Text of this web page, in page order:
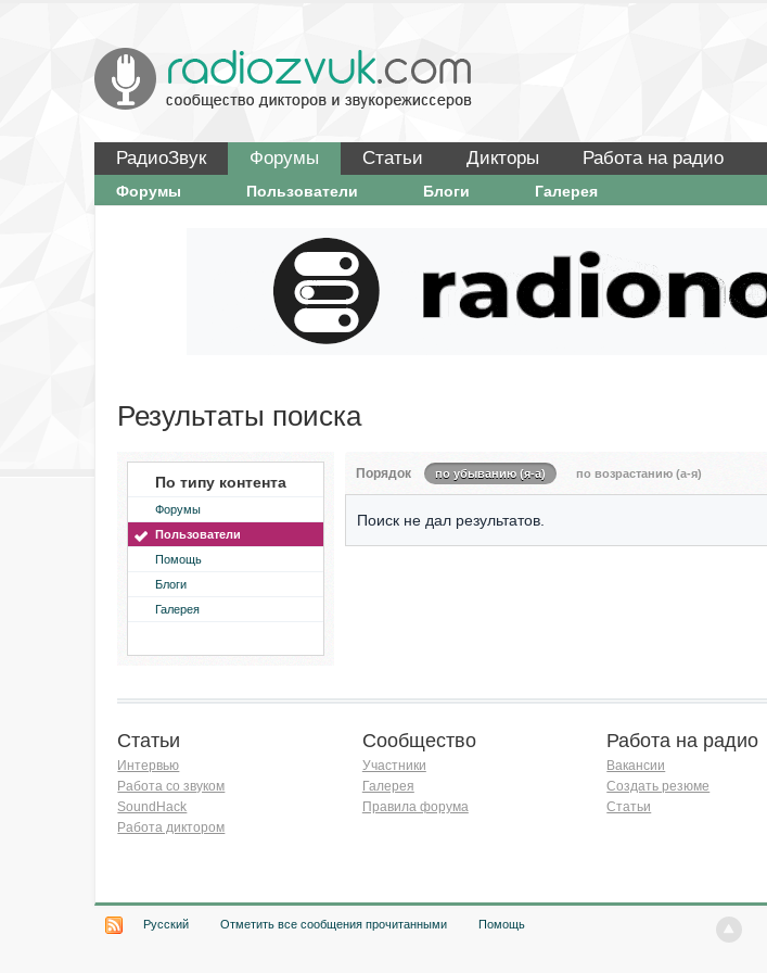
РадиоЗвук Форумы Статьи Дикторы Работа на радио
Форумы Пользователи Блоги Галерея
Результаты поиска
По типу контента
Форумы
Пользователи
Помощь
Блоги
Галерея
Порядок по убыванию (я-а) по возрастанию (а-я)
Поиск не дал результатов.
Статьи
Интервью
Работа со звуком
SoundHack
Работа диктором
Сообщество
Участники
Галерея
Правила форума
Работа на радио
Вакансии
Создать резюме
Статьи
Русский Отметить все сообщения прочитанными Помощь